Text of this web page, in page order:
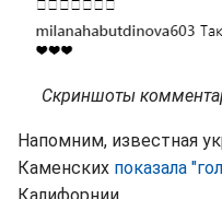
Скриншоты
Напомним, известная
Каменских показала
Калифорнии.